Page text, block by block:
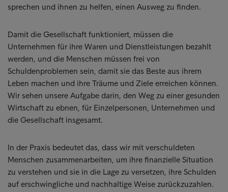
sprechen und ihnen zu helfen, einen Ausweg zu finden.
Damit die Gesellschaft funktioniert, müssen die
Unternehmen für ihre Waren und Dienstleistungen bezahlt
werden, und die Menschen müssen frei von
Schuldenproblemen sein, damit sie das Beste aus ihrem
Leben machen und ihre Träume und Ziele erreichen können.
Wir sehen unsere Aufgabe darin, den Weg zu einer gesunden
Wirtschaft zu ebnen, für Einzelpersonen, Unternehmen und
die Gesellschaft insgesamt.
In der Praxis bedeutet das, dass wir mit verschuldeten
Menschen zusammenarbeiten, um ihre finanzielle Situation
zu verstehen und sie in die Lage zu versetzen, ihre Schulden
auf erschwingliche und nachhaltige Weise zurückzuzahlen.